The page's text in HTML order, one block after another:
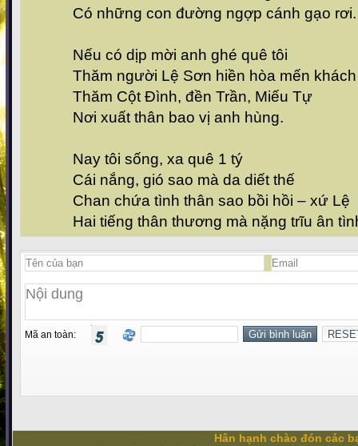
Có những con đường ngợp cánh gạo rơi.
Nếu có dịp mời anh ghé quê tôi
Thăm người Lệ Sơn hiền hòa mến khách
Thăm Cột Đình, đền Trần, Miếu Tự
Nơi xuất thân bao vị anh hùng.
Nay tôi sống, xa quê 1 tý
Cái nắng, gió sao mà da diết thế
Chan chứa tình thân sao bồi hồi – xứ Lệ
Hai tiếng thân thương mà nặng trĩu ân
Mã an toàn:
Hân hạnh chào đón các